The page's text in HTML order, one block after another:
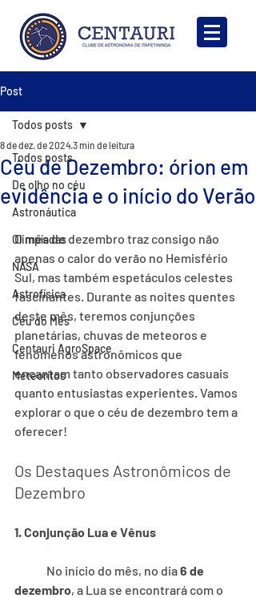
Post
Todos posts
De olho no céu
Astronáutica
Olimpíadas
NASA
Astrofísica
Céu do Mês
Centauri AgroSpace
Meteorítos
Todos posts
Céu de Dezembro: órion em
evidência e o início do Verão
8 de dez. de 20243 min de leitura
O mês de dezembro traz consigo não
apenas o calor do verão no Hemisfério
Sul, mas também espetáculos celestes
fascinantes. Durante as noites quentes
deste mês, teremos conjunções
planetárias, chuvas de meteoros e
fenômenos astronômicos que
encantam tanto observadores casuais
quanto entusiastas experientes. Vamos
explorar o que o céu de dezembro tem a
oferecer!
Os Destaques Astronômicos de
Dezembro
1. Conjunção Lua e Vênus
	No início do mês, no dia
6 de
dezembro, a Lua se encontrará com o